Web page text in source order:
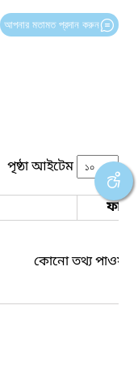
আপনার মতামত প্রদান করুন
পৃষ্ঠা আইটেম
ফাইল
কোনো তথ্য পাওয়া